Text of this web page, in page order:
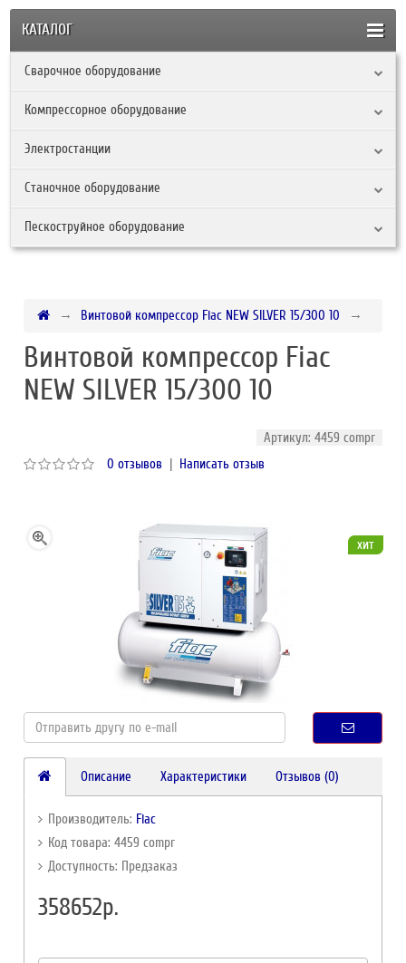
КАТАЛОГ
Сварочное оборудование
Компрессорное оборудование
Электростанции
Станочное оборудование
Пескоструйное оборудование
Винтовой компрессор Fiac NEW SILVER 15/300 10
Винтовой компрессор Fiac
NEW SILVER 15/300 10
Артикул: 4459 compr
0 отзывов | Написать отзыв
хит
Описание Характеристики Отзывов (0)
Производитель: Fiac
Код товара: 4459 compr
Доступность: Предзаказ
358652р.